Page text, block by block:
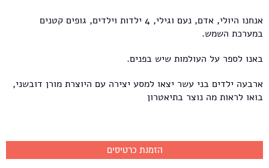
אנחנו היולי, אדם, נעם וגילי, 4 ילדות וילדים, גופים קטנים
במערכת השמש.
באנו לספר על העולמות שיש בפנים.
ארבעה ילדים בני עשר יצאו למסע יצירה עם היוצרת מורן דובשני,
בואו לראות מה נוצר בתיאטרון
הזמנת כרטיסים